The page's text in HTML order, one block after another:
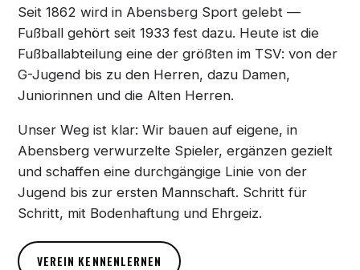
Seit 1862 wird in Abensberg Sport gelebt —
Fußball gehört seit 1933 fest dazu. Heute ist die
Fußballabteilung eine der größten im TSV: von der
G-Jugend bis zu den Herren, dazu Damen,
Juniorinnen und die Alten Herren.
Unser Weg ist klar: Wir bauen auf eigene, in
Abensberg verwurzelte Spieler, ergänzen gezielt
und schaffen eine durchgängige Linie von der
Jugend bis zur ersten Mannschaft. Schritt für
Schritt, mit Bodenhaftung und Ehrgeiz.
VEREIN KENNENLERNEN